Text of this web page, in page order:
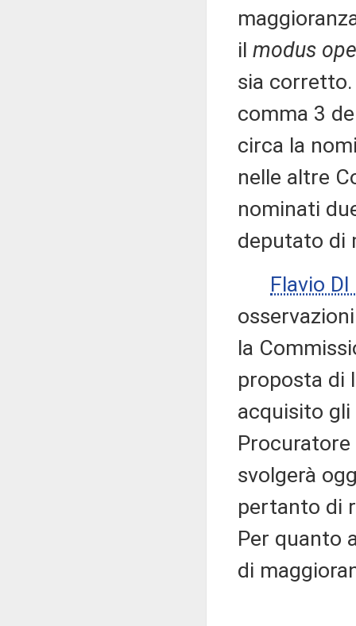
il modus
sia
comma 3
circa la
nelle altre
nominati
deputato di
Flavio DI
la
proposta di
acquisito
Procuratore
svolgerà
pertanto di
Per quanto
di